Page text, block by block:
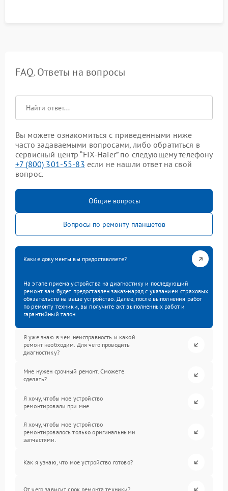
FAQ. Ответы на вопросы
Вы можете ознакомиться с приведенными ниже
часто задаваемыми вопросами, либо обратиться в
сервисный центр “FIX-Haier” по следующему телефону
+7 (800) 301-55-83 если не нашли ответ на свой
вопрос.
Общие вопросы
Вопросы по ремонту планшетов
Какие документы вы предоставляете?
На этапе приема устройства на диагностику и последующий
ремонт вам будет предоставлен заказ-наряд с указанием страховых
обязательств на ваше устройство. Далее, после выполнения работ
по ремонту техники, вы получите акт выполненных работ и
гарантийный талон.
Я уже знаю в чем неисправность и какой
ремонт необходим. Для чего проводить
диагностику?
Мне нужен срочный ремонт. Сможете
сделать?
Я хочу, чтобы мое устройство
ремонтировали при мне.
Я хочу, чтобы мое устройство
ремонтировалось только оригинальными
запчастями.
Как я узнаю, что мое устройство готово?
От чего зависит срок ремонта техники?